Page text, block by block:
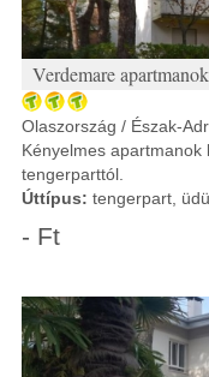
Verdemare apartmanok
Olaszország / Észak-
Kényelmes
tengerparttól.
Úttípus: tengerpart,
- Ft